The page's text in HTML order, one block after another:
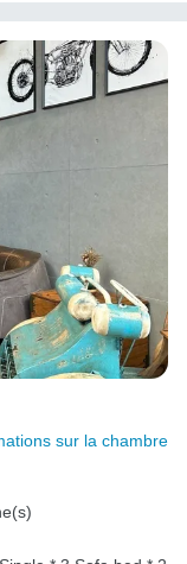
sur la chambre